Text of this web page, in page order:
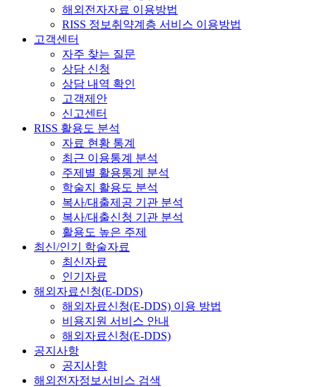
해외전자자료 이용방법
RISS 정보취약계층 서비스 이용방법
고객센터
자주 찾는 질문
상담 신청
상담 내역 확인
고객제안
신고센터
RISS 활용도 분석
자료 현황 통계
최근 이용통계 분석
주제별 활용통계 분석
학술지 활용도 분석
복사/대출제공 기관 분석
복사/대출신청 기관 분석
활용도 높은 주제
최신/인기 학술자료
최신자료
인기자료
해외자료신청(E-DDS)
해외자료신청(E-DDS) 이용 방법
비용지원 서비스 안내
해외자료신청(E-DDS)
공지사항
공지사항
해외전자정보서비스 검색